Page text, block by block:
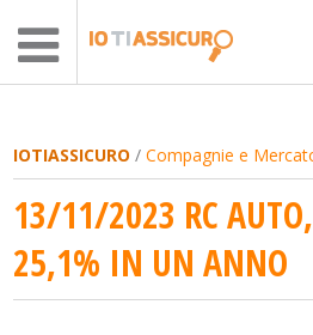
IOTIASSICURO /Compagnie e
13/11/2023 RC
25,1% IN UN ANNO